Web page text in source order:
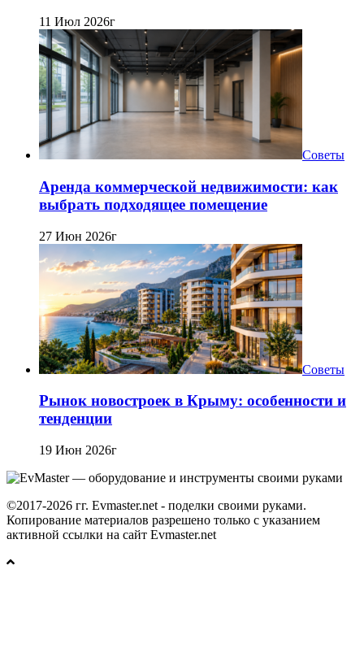
11 Июл 2026г
Советы
Аренда коммерческой недвижимости: как
выбрать подходящее помещение
27 Июн 2026г
Советы
Рынок новостроек в Крыму: особенности и
тенденции
19 Июн 2026г
©2017-2026 гг. Evmaster.net - поделки своими руками.
Копирование материалов разрешено только с указанием
активной ссылки на сайт Evmaster.net